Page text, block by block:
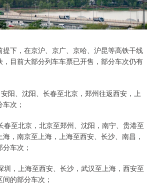
下，在京沪、京广、京哈、沪昆等高铁干线
目前大部分列车车票已开售，部分车次仍有
阳、沈阳、长春至北京，郑州往返西安，上
次；
春至北京，北京至郑州、沈阳，南宁、贵港至
，南京至上海，上海至西安、长沙、南昌，
车次；
圳，上海至西安、长沙，武汉至上海，西安至
的部分车次；